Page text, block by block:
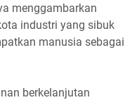
menggambarkan
industri yang sibuk
manusia sebagai
berkelanjutan